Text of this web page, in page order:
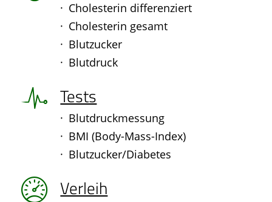
Krankheiten & Therapie
ELTERN UND KIND
GESUND IM ALTER
Cholesterin differenziert
Cholesterin gesamt
Blutzucker
Blutdruck
Tests
Blutdruckmessung
BMI (Body-Mass-Index)
Blutzucker/Diabetes
Verleih